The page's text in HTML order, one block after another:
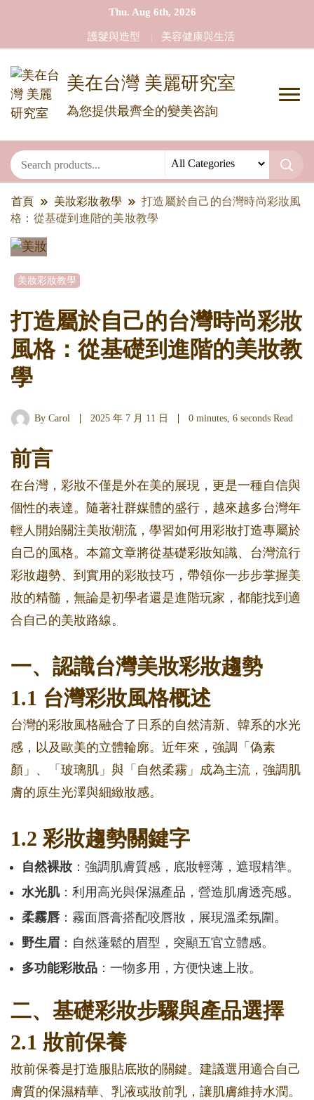
Thu. Aug 6th, 2026
護髮與造型 美容健康與生活
美在台灣 美麗研究室
為您提供最齊全的變美咨詢
首頁 美妝彩妝教學
打造屬於自己的台灣時尚彩妝風
格：從基礎到進階的美妝教學
美妝彩妝教學
打造屬於自己的台灣時尚彩妝
風格：從基礎到進階的美妝教
學
By Carol 2025 年 7 月 11 日 0 minutes, 6 seconds Read
前言
在台灣，彩妝不僅是外在美的展現，更是一種自信與
個性的表達。隨著社群媒體的盛行，越來越多台灣年
輕人開始關注美妝潮流，學習如何用彩妝打造專屬於
自己的風格。本篇文章將從基礎彩妝知識、台灣流行
彩妝趨勢、到實用的彩妝技巧，帶領你一步步掌握美
妝的精髓，無論是初學者還是進階玩家，都能找到適
合自己的美妝路線。
一、認識台灣美妝彩妝趨勢
1.1 台灣彩妝風格概述
台灣的彩妝風格融合了日系的自然清新、韓系的水光
感，以及歐美的立體輪廓。近年來，強調「偽素
顏」、「玻璃肌」與「自然柔霧」成為主流，強調肌
膚的原生光澤與細緻妝感。
1.2 彩妝趨勢關鍵字
自然裸妝 ：強調肌膚質感，底妝輕薄，遮瑕精準。
水光肌：利用高光與保濕產品，營造肌膚透亮感。
柔霧唇 ：霧面唇膏搭配咬唇妝，展現溫柔氛圍。
野生眉 ：自然蓬鬆的眉型，突顯五官立體感。
多功能彩妝品 ：一物多用，方便快速上妝。
二、基礎彩妝步驟與產品選擇
2.1 妝前保養
妝前保養是打造服貼底妝的關鍵。建議選用適合自己
膚質的保濕精華、乳液或妝前乳，讓肌膚維持水潤。